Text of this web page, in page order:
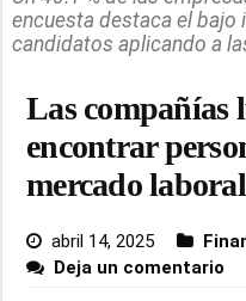
encuesta destaca el bajo
candidatos aplicando a
Las compañías
encontrar
mercado
abril 14, 2025
Deja un comentario